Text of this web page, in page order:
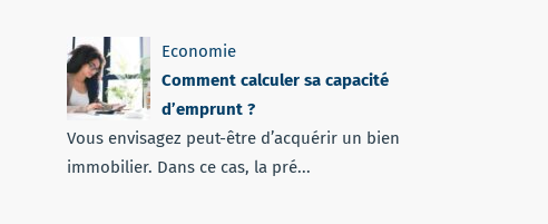
Economie
Comment calculer sa capacité
d’emprunt ?
Vous envisagez peut-être d’acquérir un bien
immobilier. Dans ce cas, la pré...